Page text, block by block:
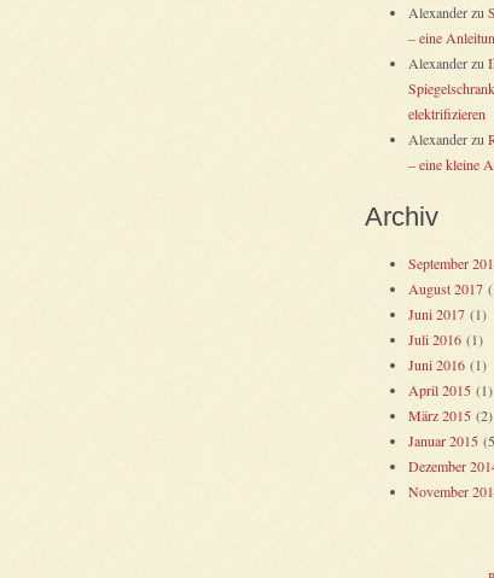
Alexanderzu
– eine
Alexanderzu
elektrifizieren
Alexanderzu
– eine kleine
Archiv
September
August 2017
Juni 2017(1)
Juli 2016(1)
Juni 2016(1)
April 2015(1)
März 2015(2)
Januar 2015
Dezember
November